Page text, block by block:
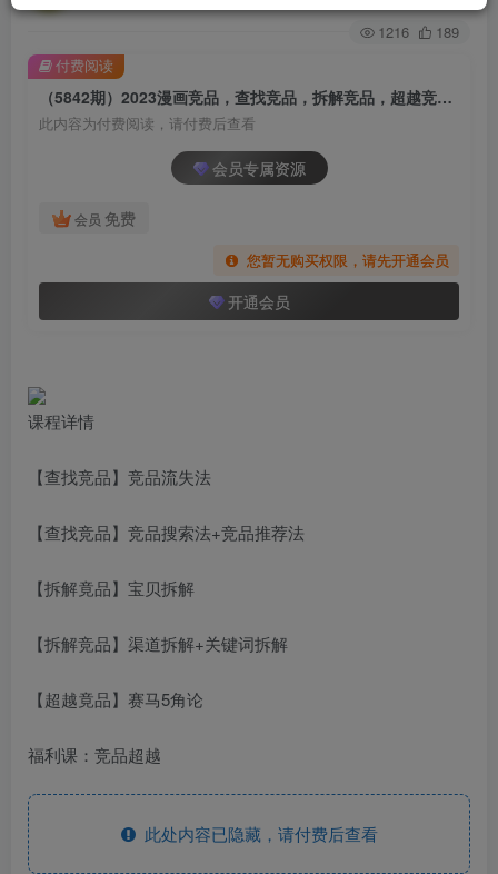
1216 189
（5842期）2023漫画竞品，查找竞品，拆解竞品，超越竞品（6节课）
此内容为付费阅读，请付费后查看
会员专属资源
会员 免费
您暂无购买权限，请先开通会员
开通会员
付费阅读
课程详情
【查找竞品】竞品流失法
【查找竞品】竞品搜索法+竞品推荐法
【拆解竟品】宝贝拆解
【拆解竞品】渠道拆解+关键词拆解
【超越竟品】赛马5角论
福利课：竞品超越
此处内容已隐藏，请付费后查看